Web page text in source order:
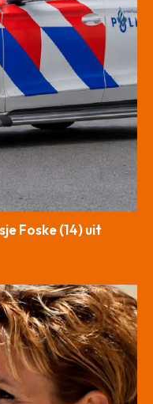
Foske (14) uit